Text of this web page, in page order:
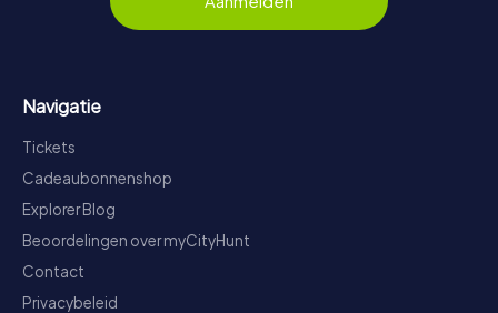
Navigatie
Tickets
Cadeaubonnenshop
Explorer Blog
Beoordelingen over myCityHunt
Contact
Privacybeleid